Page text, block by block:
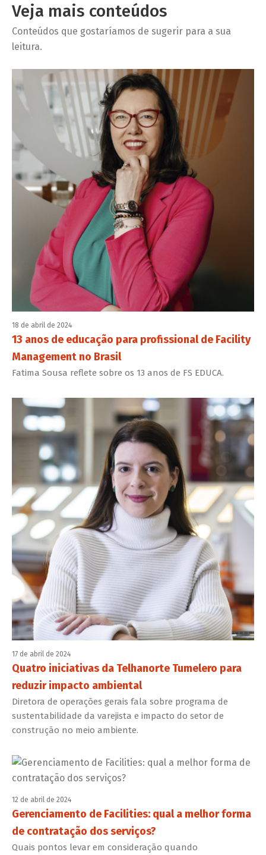
Veja mais conteúdos
Conteúdos que gostaríamos de sugerir para a sua
leitura.
18 de abril de 2024
13 anos de educação para profissional de Facility
Management no Brasil
Fatima Sousa reflete sobre os 13 anos de FS EDUCA.
17 de abril de 2024
Quatro iniciativas da Telhanorte Tumelero para
reduzir impacto ambiental
Diretora de operações gerais fala sobre programa de
sustentabilidade da varejista e impacto do setor de
construção no meio ambiente.
12 de abril de 2024
Gerenciamento de Facilities: qual a melhor forma
de contratação dos serviços?
Quais pontos levar em consideração quando